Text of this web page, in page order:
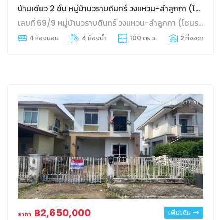
บ้านเดียว 2 ชั้น หมู่บ้านวราบดินทร์ วงแหวน-ลำลูกกา (โซนราชพฤกษ์)
เลขที่ 69/9 หมู่บ้านวราบดินทร์ วงแหวน-ลำลูกกา (โซนราชพฤกษ์) ถนนลำลูกกา
4 ห้องนอน 4 ห้องน้ำ 100 ตร.ว. 2 ที่จอดรถ
ราคา ฿2,650,000 เพิ่มเติม